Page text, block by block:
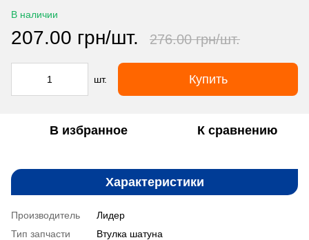
В наличии
207.00 грн/шт. 276.00 грн/шт.
шт. Купить
В избранное К сравнению
Характеристики
Производитель
Лидер
Тип запчасти
Втулка шатуна